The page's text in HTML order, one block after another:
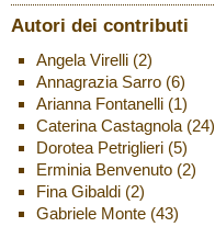
Autori dei contributi
Angela Virelli(2)
Annagrazia Sarro(6)
Arianna Fontanelli(1)
Caterina Castagnola(24)
Dorotea Petriglieri(5)
Erminia Benvenuto(2)
Fina Gibaldi(2)
Gabriele Monte(43)